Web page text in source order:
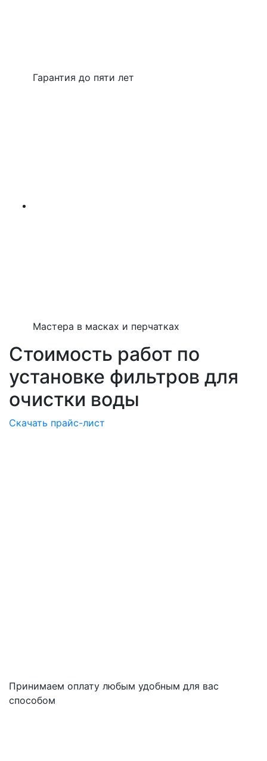
Гарантия до пяти лет
Мастера в масках и перчатках
Стоимость работ по
установке фильтров для
очистки воды
Скачать прайс-лист
Принимаем оплату любым удобным для вас
способом